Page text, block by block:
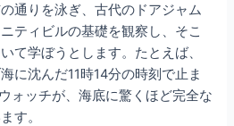
通りを泳ぎ、古代のドアジャム
ティビルの基礎を観察し、そこ
て学ぼうとします。たとえば、
に沈んだ11時14分の時刻で止ま
ォッチが、海底に驚くほど完全な
す。